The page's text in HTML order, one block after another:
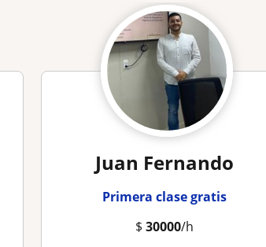
Juan Fernando
Primera clase gratis
$ 30000/h